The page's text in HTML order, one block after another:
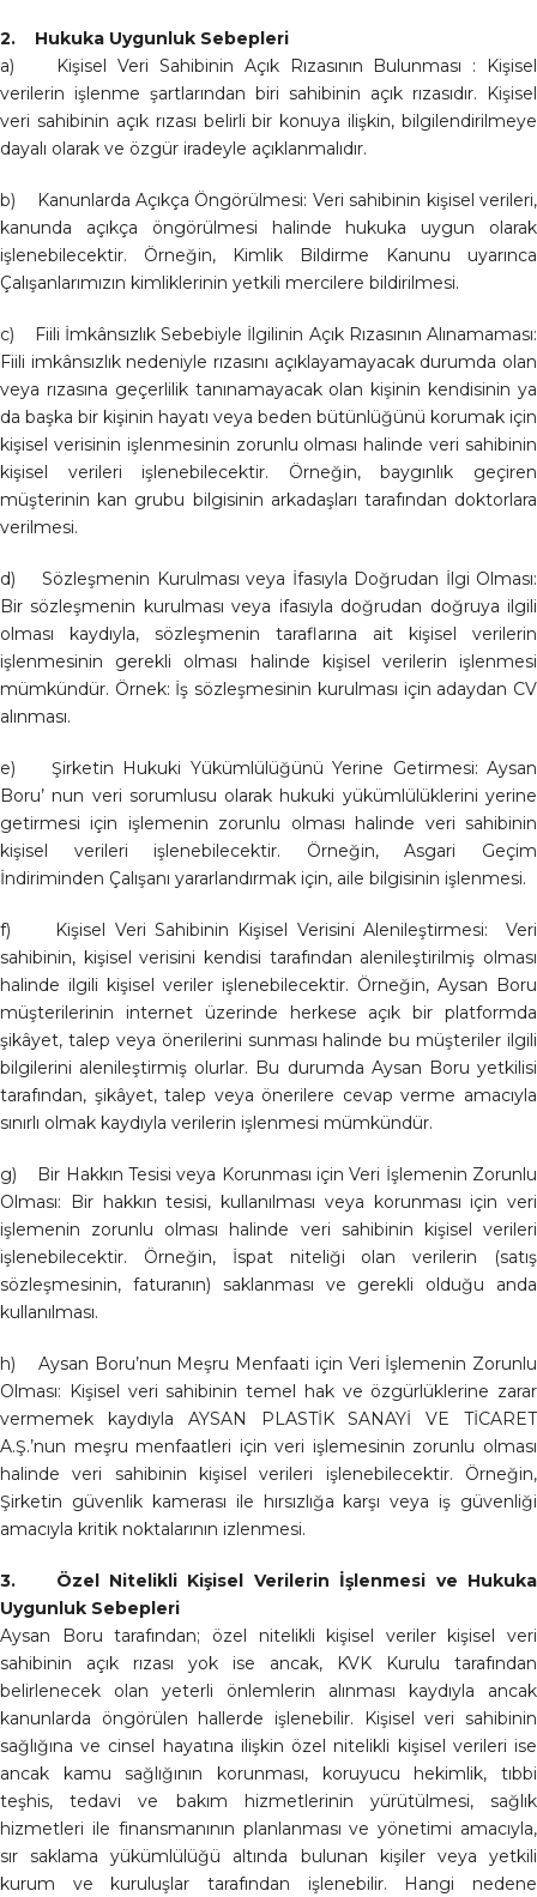
2. Hukuka Uygunluk Sebepleri
a) Kişisel Veri Sahibinin Açık Rızasının Bulunması : Kişisel
verilerin işlenme şartlarından biri sahibinin açık rızasıdır. Kişisel
veri sahibinin açık rızası belirli bir konuya ilişkin, bilgilendirilmeye
dayalı olarak ve özgür iradeyle açıklanmalıdır.
b) Kanunlarda Açıkça Öngörülmesi: Veri sahibinin kişisel verileri,
kanunda açıkça öngörülmesi halinde hukuka uygun olarak
işlenebilecektir. Örneğin, Kimlik Bildirme Kanunu uyarınca
Çalışanlarımızın kimliklerinin yetkili mercilere bildirilmesi.
c) Fiili İmkânsızlık Sebebiyle İlgilinin Açık Rızasının Alınamaması:
Fiili imkânsızlık nedeniyle rızasını açıklayamayacak durumda olan
veya rızasına geçerlilik tanınamayacak olan kişinin kendisinin ya
da başka bir kişinin hayatı veya beden bütünlüğünü korumak için
kişisel verisinin işlenmesinin zorunlu olması halinde veri sahibinin
kişisel verileri işlenebilecektir. Örneğin, baygınlık geçiren
müşterinin kan grubu bilgisinin arkadaşları tarafından doktorlara
verilmesi.
d) Sözleşmenin Kurulması veya İfasıyla Doğrudan İlgi Olması:
Bir sözleşmenin kurulması veya ifasıyla doğrudan doğruya ilgili
olması kaydıyla, sözleşmenin taraflarına ait kişisel verilerin
işlenmesinin gerekli olması halinde kişisel verilerin işlenmesi
mümkündür. Örnek: İş sözleşmesinin kurulması için adaydan CV
alınması.
e) Şirketin Hukuki Yükümlülüğünü Yerine Getirmesi: Aysan
Boru’ nun veri sorumlusu olarak hukuki yükümlülüklerini yerine
getirmesi için işlemenin zorunlu olması halinde veri sahibinin
kişisel verileri işlenebilecektir. Örneğin, Asgari Geçim
İndiriminden Çalışanı yararlandırmak için, aile bilgisinin işlenmesi.
f) Kişisel Veri Sahibinin Kişisel Verisini Alenileştirmesi: Veri
sahibinin, kişisel verisini kendisi tarafından alenileştirilmiş olması
halinde ilgili kişisel veriler işlenebilecektir. Örneğin, Aysan Boru
müşterilerinin internet üzerinde herkese açık bir platformda
şikâyet, talep veya önerilerini sunması halinde bu müşteriler ilgili
bilgilerini alenileştirmiş olurlar. Bu durumda Aysan Boru yetkilisi
tarafından, şikâyet, talep veya önerilere cevap verme amacıyla
sınırlı olmak kaydıyla verilerin işlenmesi mümkündür.
g) Bir Hakkın Tesisi veya Korunması için Veri İşlemenin Zorunlu
Olması: Bir hakkın tesisi, kullanılması veya korunması için veri
işlemenin zorunlu olması halinde veri sahibinin kişisel verileri
işlenebilecektir. Örneğin, İspat niteliği olan verilerin (satış
sözleşmesinin, faturanın) saklanması ve gerekli olduğu anda
kullanılması.
h) Aysan Boru’nun Meşru Menfaati için Veri İşlemenin Zorunlu
Olması: Kişisel veri sahibinin temel hak ve özgürlüklerine zarar
vermemek kaydıyla AYSAN PLASTİK SANAYİ VE TİCARET
A.Ş.’nun meşru menfaatleri için veri işlemesinin zorunlu olması
halinde veri sahibinin kişisel verileri işlenebilecektir. Örneğin,
Şirketin güvenlik kamerası ile hırsızlığa karşı veya iş güvenliği
amacıyla kritik noktalarının izlenmesi.
3. Özel Nitelikli Kişisel Verilerin İşlenmesi ve Hukuka
Uygunluk Sebepleri
Aysan Boru tarafından; özel nitelikli kişisel veriler kişisel veri
sahibinin açık rızası yok ise ancak, KVK Kurulu tarafından
belirlenecek olan yeterli önlemlerin alınması kaydıyla ancak
kanunlarda öngörülen hallerde işlenebilir. Kişisel veri sahibinin
sağlığına ve cinsel hayatına ilişkin özel nitelikli kişisel verileri ise
ancak kamu sağlığının korunması, koruyucu hekimlik, tıbbi
teşhis, tedavi ve bakım hizmetlerinin yürütülmesi, sağlık
hizmetleri ile finansmanının planlanması ve yönetimi amacıyla,
sır saklama yükümlülüğü altında bulunan kişiler veya yetkili
kurum ve kuruluşlar tarafından işlenebilir. Hangi nedene